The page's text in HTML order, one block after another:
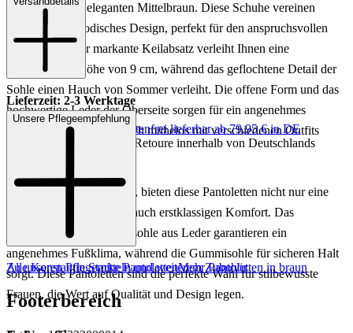
Starke in einem eleganten Mittelbraun. Diese Schuhe vereinen
Komfort und modisches Design, perfekt für den anspruchsvollen
Geschmack. Der markante Keilabsatz verleiht Ihnen eine
ansprechende Höhe von 9 cm, während das geflochtene Detail der
Sohle einen Hauch von Sommer verleiht. Die offene Form und das
hochwertige Leder der Oberseite sorgen für ein angenehmes
Tragegefühl und lassen sich mühelos mit verschiedenen Outfits
Gefertigt aus edlem Leder, bieten diese Pantoletten nicht nur eine
luxuriöse Optik, sondern auch erstklassigen Komfort. Das
Innenfutter und die Innensohle aus Leder garantieren ein
angenehmes Fußklima, während die Gummisohle für sicheren Halt
sorgt. Diese Pantoletten sind die perfekte Wahl für stilbewusste
Frauen, die Wert auf Qualität und Design legen.
Lieferzeit: 2-3 Werktage
Keine Versandkosten:
kostenfrei lieferbar ab 79,95 € in DE
Einfache und Kostenlose Retoure innerhalb von Deutschlands
Unsere Pflegeempfehlung
Zu unseren Pflegemitteln und weiterem Zubehör
Alle Konstantin Starke PantolettenMehr Pantoletten in braun
Footerbereich